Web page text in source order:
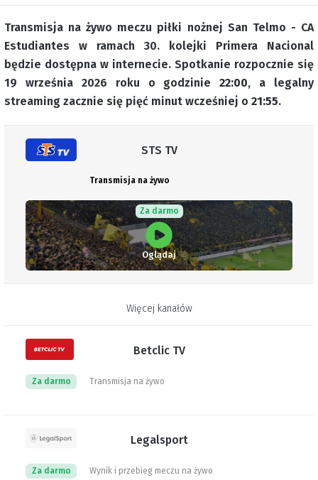
Transmisja na żywo meczu piłki nożnej San Telmo - CA
Estudiantes w ramach 30. kolejki Primera Nacional
będzie dostępna w internecie. Spotkanie rozpocznie się
19 września 2026 roku o godzinie22:00, a legalny
streaming zacznie się pięć minut wcześniej o 21:55.
STS TV
Transmisja na żywo
Za darmo
Oglądaj
Więcej kanałów
Betclic TV
Transmisja na żywo
Za darmo
Legalsport
Wynik i przebieg meczu na żywo
Za darmo